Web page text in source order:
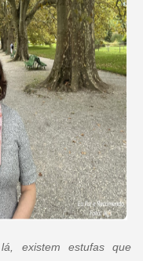
existem estufas que